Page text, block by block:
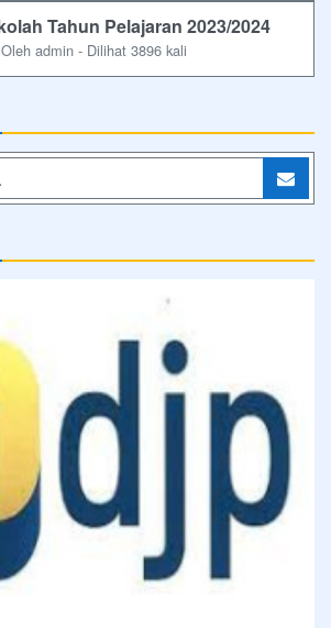
Tahun Pelajaran 2023/2024
admin - Dilihat 3896 kali